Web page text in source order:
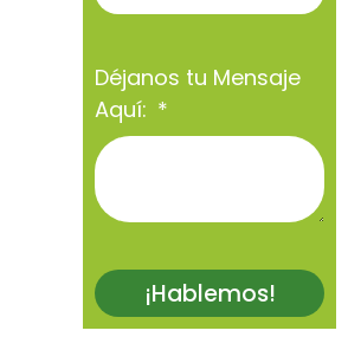
Déjanos tu Mensaje
Aquí:
¡Hablemos!